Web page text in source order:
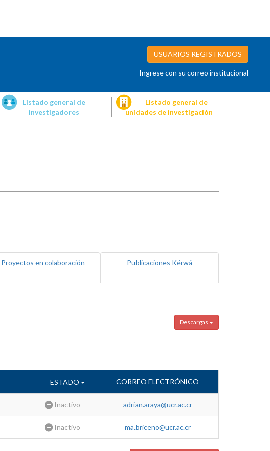
USUARIOS REGISTRADOS
Ingrese con su correo institucional
Listado general de
investigadores
Listado general de
unidades de investigación
Proyectos en colaboración Publicaciones Kérwá
Descargas
ESTADO CORREO ELECTRÓNICO
Inactivo adrian.araya@ucr.ac.cr
Inactivo ma.briceno@ucr.ac.cr